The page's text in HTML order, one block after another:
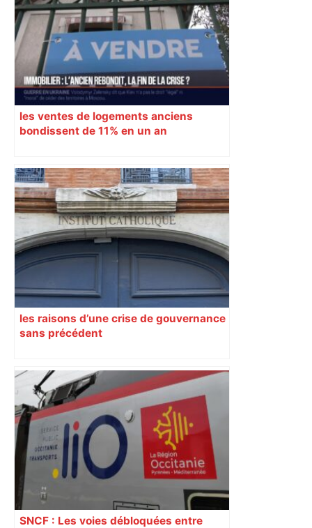
les ventes de logements anciens
bondissent de 11% en un an
les raisons d’une crise de gouvernance
sans précédent
SNCF : Les voies débloquées entre